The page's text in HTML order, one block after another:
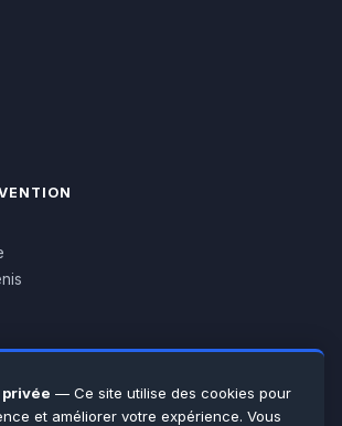
privée — Ce site utilise des cookies pour
et améliorer votre expérience. Vous